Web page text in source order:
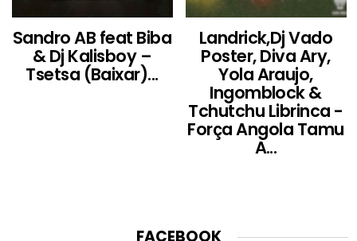
Sandro AB feat Biba
& Dj Kalisboy –
Tsetsa (Baixar)...
Landrick,Dj Vado
Poster, Diva Ary,
Yola Araujo,
Ingomblock &
Tchutchu Librinca -
Força Angola Tamu
A...